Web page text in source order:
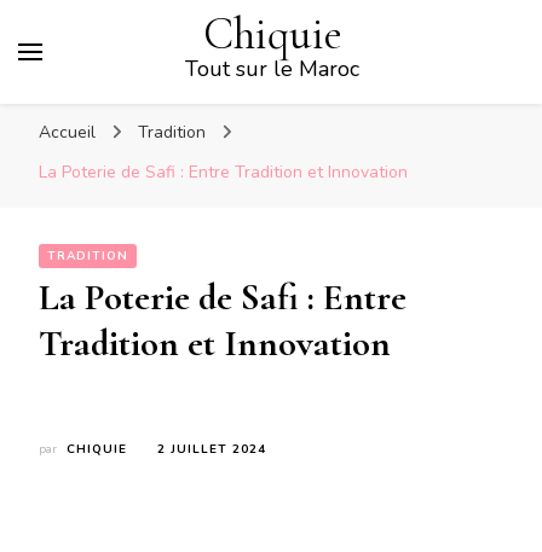
Chiquie
Tout sur le Maroc
Accueil
Tradition
La Poterie de Safi : Entre Tradition et Innovation
TRADITION
La Poterie de Safi : Entre
Tradition et Innovation
par CHIQUIE 2 JUILLET 2024